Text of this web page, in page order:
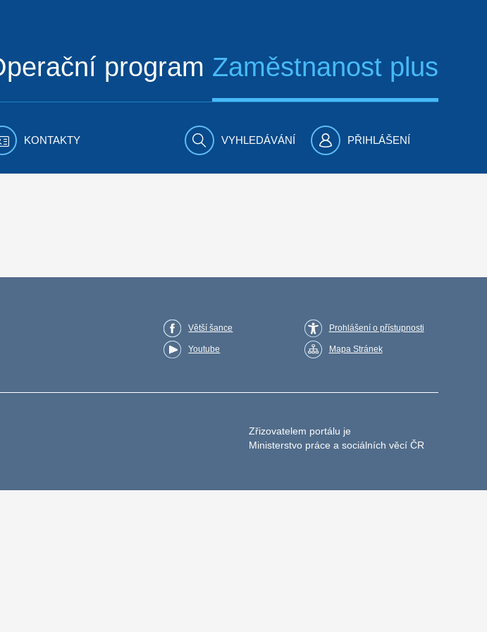
program Zaměstnanost plus
KONTAKTY VYHLEDÁVÁNÍ PŘIHLÁŠENÍ
Větší šance
Youtube
Prohlášení o přístupnosti
Mapa Stránek
Zřizovatelem portálu je
Ministerstvo práce a sociálních věcí ČR